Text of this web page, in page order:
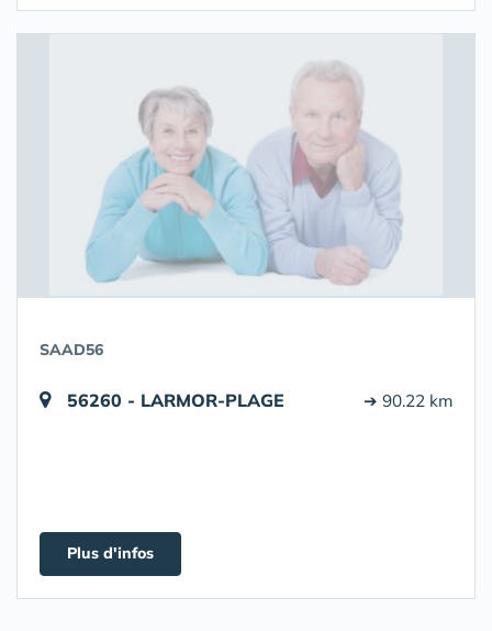
SAAD56
56260 - LARMOR-PLAGE ➔ 90.22 km
Plus d'infos